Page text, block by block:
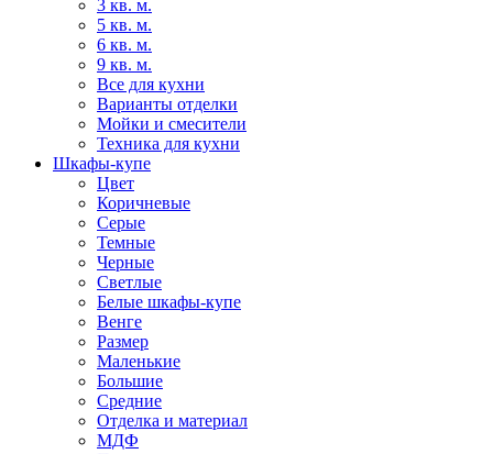
3 кв. м.
5 кв. м.
6 кв. м.
9 кв. м.
Все для кухни
Варианты отделки
Мойки и смесители
Техника для кухни
Шкафы-купе
Цвет
Коричневые
Серые
Темные
Черные
Светлые
Белые шкафы-купе
Венге
Размер
Маленькие
Большие
Средние
Отделка и материал
МДФ